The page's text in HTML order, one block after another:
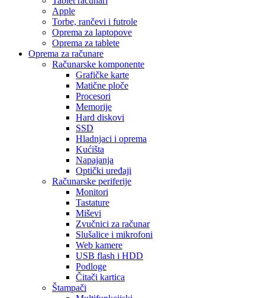
Apple
Torbe, rančevi i futrole
Oprema za laptopove
Oprema za tablete
Oprema za računare
Računarske komponente
Grafičke karte
Matične ploče
Procesori
Memorije
Hard diskovi
SSD
Hladnjaci i oprema
Kućišta
Napajanja
Optički uređaji
Računarske periferije
Monitori
Tastature
Miševi
Zvučnici za računar
Slušalice i mikrofoni
Web kamere
USB flash i HDD
Podloge
Čitači kartica
Štampači